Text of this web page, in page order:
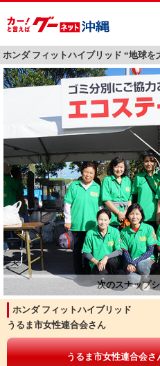
ホンダ フィットハイブリッド “地球を
ホンダ フィットハイブリッド
うるま市女性連合会さん
うるま市女性連合会さ